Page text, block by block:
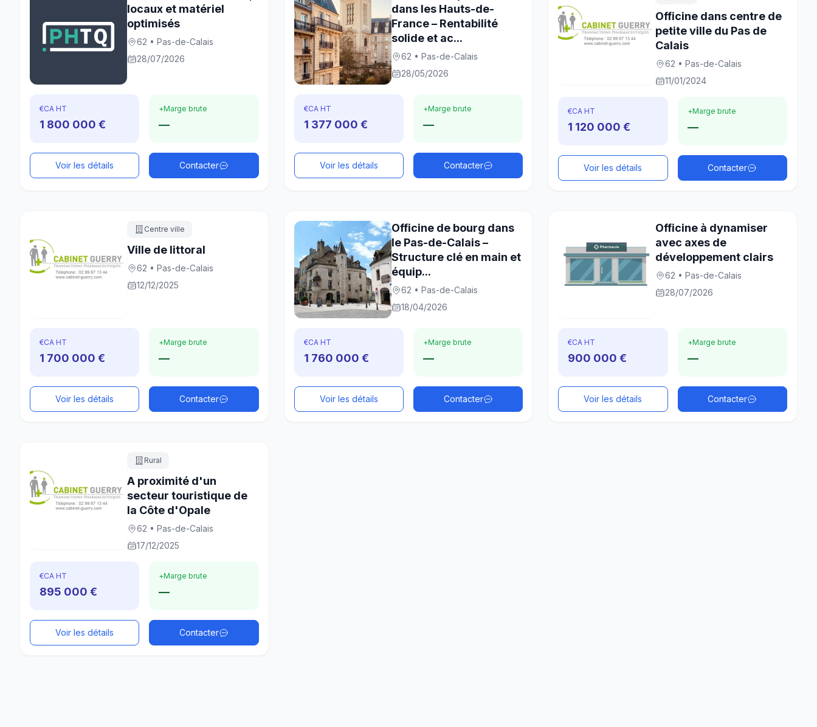
locaux et matériel
optimisés
62 • Pas-de-Calais
28/07/2026
€CA HT
1 800 000 €
+Marge brute
—
Voir les détails Contacter
dans les Hauts-de-
France – Rentabilité
solide et ac...
62 • Pas-de-Calais
28/05/2026
€CA HT
1 377 000 €
+Marge brute
—
Voir les détails Contacter
Officine dans centre de
petite ville du Pas de
Calais
62 • Pas-de-Calais
11/01/2024
€CA HT
1 120 000 €
+Marge brute
—
Voir les détails Contacter
Centre ville
Ville de littoral
62 • Pas-de-Calais
12/12/2025
€CA HT
1 700 000 €
+Marge brute
—
Voir les détails Contacter
Officine de bourg dans
le Pas-de-Calais –
Structure clé en main et
équip...
62 • Pas-de-Calais
18/04/2026
€CA HT
1 760 000 €
+Marge brute
—
Voir les détails Contacter
Officine à dynamiser
avec axes de
développement clairs
62 • Pas-de-Calais
28/07/2026
€CA HT
900 000 €
+Marge brute
—
Voir les détails Contacter
Rural
A proximité d'un
secteur touristique de
la Côte d'Opale
62 • Pas-de-Calais
17/12/2025
€CA HT
895 000 €
+Marge brute
—
Voir les détails Contacter